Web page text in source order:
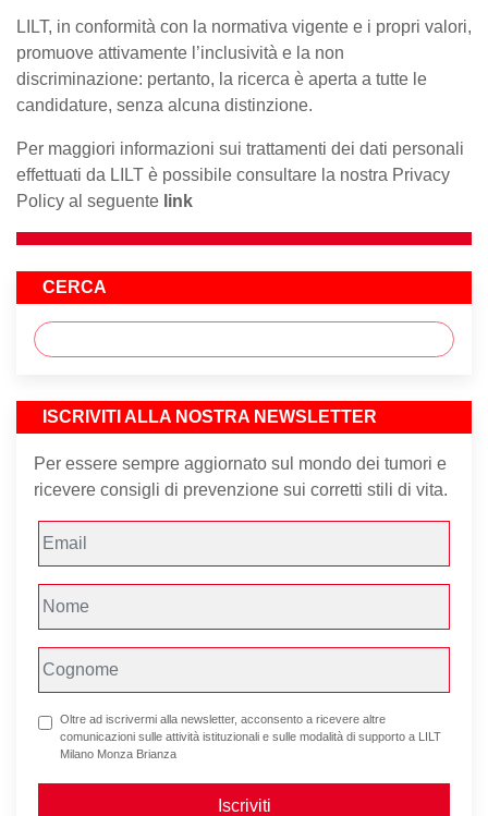
LILT, in conformità con la normativa vigente e i propri valori,
promuove attivamente l’inclusività e la non
discriminazione: pertanto, la ricerca è aperta a tutte le
candidature, senza alcuna distinzione.
Per maggiori informazioni sui trattamenti dei dati personali
effettuati da LILT è possibile consultare la nostra Privacy
Policy al seguente link
CERCA
ISCRIVITI ALLA NOSTRA NEWSLETTER
Per essere sempre aggiornato sul mondo dei tumori e
ricevere consigli di prevenzione sui corretti stili di vita.
Oltre ad iscrivermi alla newsletter, acconsento a ricevere altre
comunicazioni sulle attività istituzionali e sulle modalità di supporto a LILT
Milano Monza Brianza
Iscriviti